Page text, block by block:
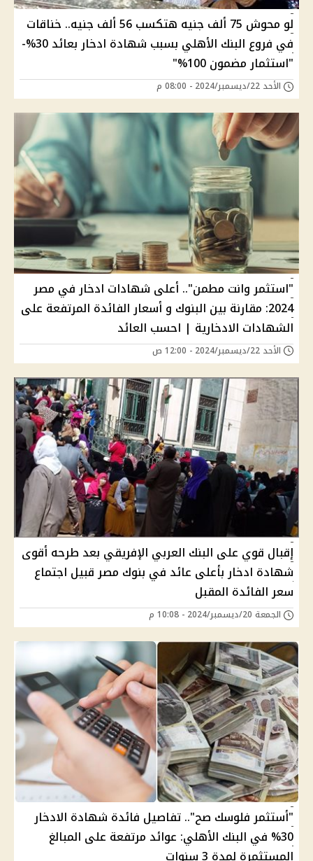
لو محوش 75 ألف جنيه هتكسب 56 ألف جنيه.. خناقات
في فروع البنك الأهلي بسبب شهادة ادخار بعائد 30%-
"استثمار مضمون 100%"
الأحد 22/ديسمبر/2024 - 08:00 م
"استثمر وانت مطمن".. أعلى شهادات ادخار في مصر
2024: مقارنة بين البنوك و أسعار الفائدة المرتفعة على
الشهادات الادخارية | احسب العائد
الأحد 22/ديسمبر/2024 - 12:00 ص
إقبال قوي على البنك العربي الإفريقي بعد طرحه أقوى
شهادة ادخار بأعلى عائد في بنوك مصر قبيل اجتماع
سعر الفائدة المقبل
الجمعة 20/ديسمبر/2024 - 10:08 م
"أستثمر فلوسك صح".. تفاصيل فائدة شهادة الادخار
30% في البنك الأهلي: عوائد مرتفعة على المبالغ
المستثمرة لمدة 3 سنوات